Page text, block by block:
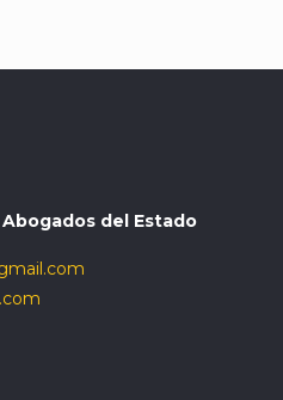
del Estado